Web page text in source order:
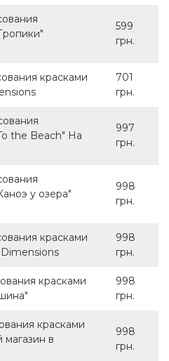
599
грн.
красками
701
грн.
the Beach" На
997
грн.
у озера"
998
грн.
красками
998
грн.
красками
998
грн.
красками
в
998
грн.